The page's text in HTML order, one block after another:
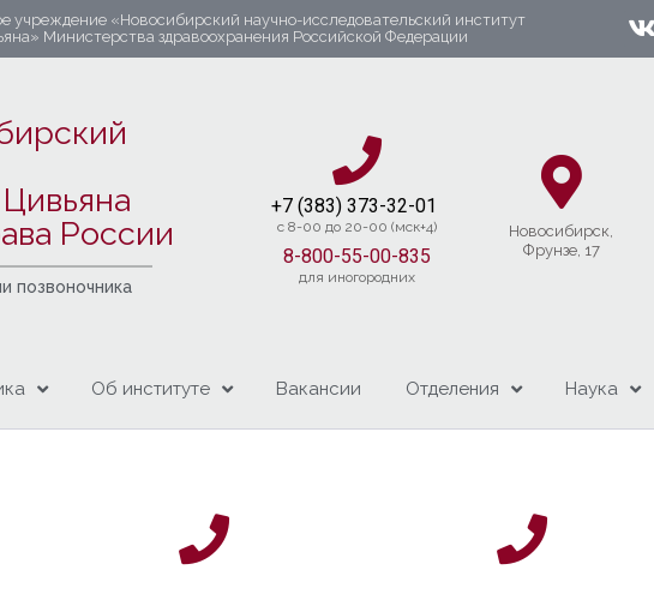
учреждение «Новосибирский научно-исследовательский институт
Министерства здравоохранения Российской Федерации
России
позвоночника
+7 (383) 373-32-01​
c 8-00 до 20-00 (мск+4)
8-800-55-00-835
для иногородних
Новосибирcк,
Фрунзе, 17
Об институте Вакансии Отделения Наука